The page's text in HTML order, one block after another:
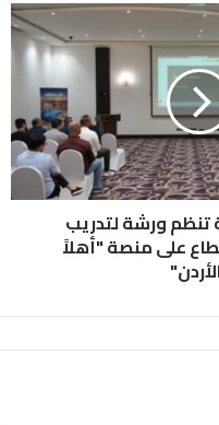
تنظم ورشة لتدريب
على منصة "أهلاً